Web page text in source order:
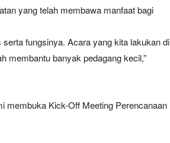
yang telah membawa manfaat bagi
fungsinya. Acara yang kita lakukan di
membantu banyak pedagang kecil,”
membuka Kick-Off Meeting Perencanaan